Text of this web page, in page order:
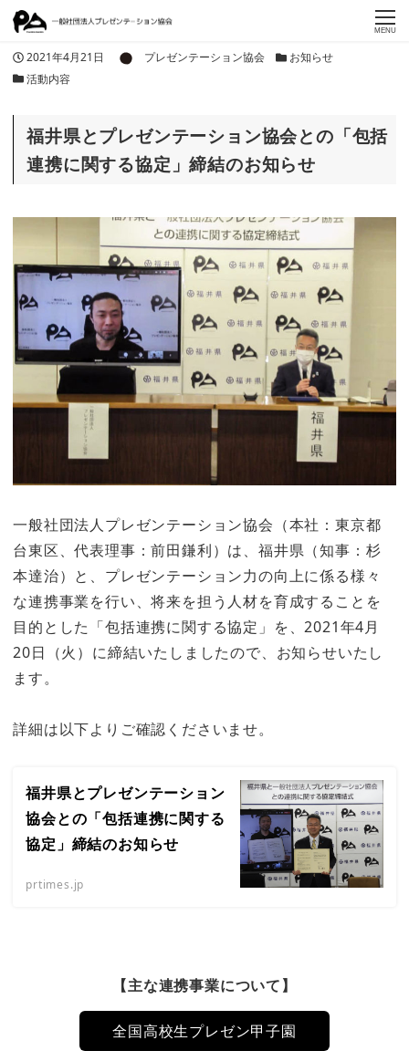
MENU
投稿日
2021年4月21日 著者 プレゼンテーション協会 カテゴリー
お知らせ
カテゴリー
活動内容
福井県とプレゼンテーション協会との「包括
連携に関する協定」締結のお知らせ
一般社団法人プレゼンテーション協会（本社：東京都
台東区、代表理事：前田鎌利）は、福井県（知事：杉
本達治）と、プレゼンテーション力の向上に係る様々
な連携事業を行い、将来を担う人材を育成することを
目的とした「包括連携に関する協定」を、2021年4月
20日（火）に締結いたしましたので、お知らせいたし
ます。
詳細は以下よりご確認くださいませ。
福井県とプレゼンテーション
協会との「包括連携に関する
協定」締結のお知らせ
prtimes.jp
【主な連携事業について】
全国高校生プレゼン甲子園